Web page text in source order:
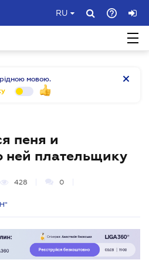
RU
рідною мовою.
пеня и
ней плательщику
428 0